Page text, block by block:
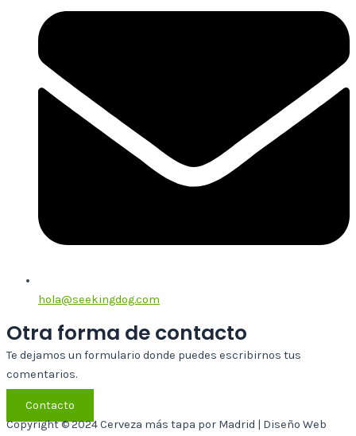
hola@seekingdog.com
Otra forma de contacto
Te dejamos un formulario donde puedes escribirnos tus
comentarios.
Contacto
Copyright © 2024 Cerveza más tapa por Madrid | Diseño Web